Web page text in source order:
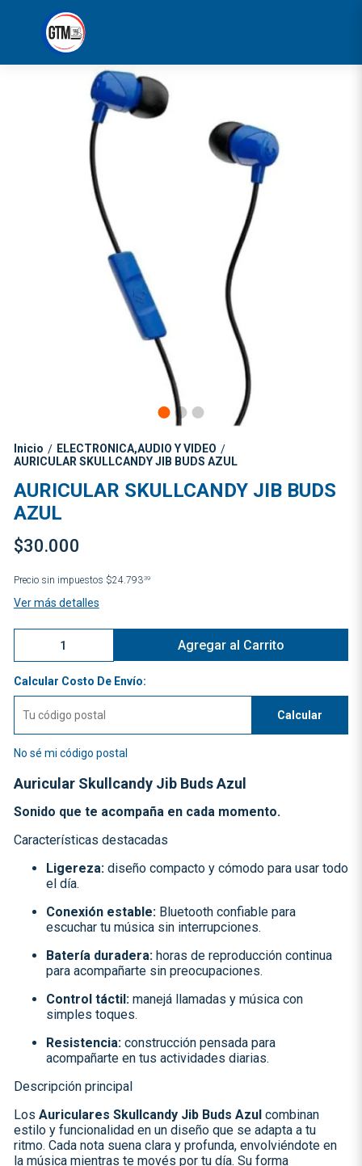
Inicio / ELECTRONICA,AUDIO Y VIDEO /
AURICULAR SKULLCANDY JIB BUDS AZUL
AURICULAR SKULLCANDY JIB BUDS
AZUL
$30.000
Precio sin impuestos $24.79339
Ver más detalles
Agregar al Carrito
Calcular Costo De Envío:
Calcular
No sé mi código postal
Auricular Skullcandy Jib Buds Azul
Sonido que te acompaña en cada momento.
Características destacadas
Ligereza:diseño compacto y cómodo para usar todo
el día.
Conexión estable:Bluetooth confiable para
escuchar tu música sin interrupciones.
Batería duradera:horas de reproducción continua
para acompañarte sin preocupaciones.
Control táctil:manejá llamadas y música con
simples toques.
Resistencia:construcción pensada para
acompañarte en tus actividades diarias.
Descripción principal
Los Auriculares Skullcandy Jib Buds Azulcombinan
estilo y funcionalidad en un diseño que se adapta a tu
ritmo. Cada nota suena clara y profunda, envolviéndote en
la música mientras te movés por tu día. Su forma